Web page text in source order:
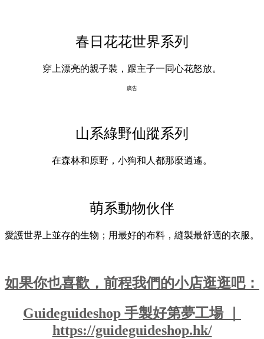
春日花花世界系列
穿上漂亮的親子裝，跟主子一同心花怒放。
廣告
山系綠野仙蹤系列
在森林和原野，小狗和人都那麼逍遙。
萌系動物伙伴
愛護世界上並存的生物；用最好的布料，縫製最舒適的衣服。
如果你也喜歡，前程我們的小店逛逛吧：
Guideguideshop 手製好第夢工場 ｜
https://guideguideshop.hk/